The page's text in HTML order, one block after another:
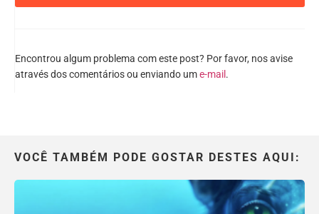
Encontrou algum problema com este post? Por favor, nos avise
através dos comentários ou enviando ume-mail .
VOCÊ TAMBÉM PODE GOSTAR DESTES AQUI: